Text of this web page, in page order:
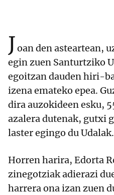
Joan den asteartean,
egin zuen Santurtziko
egoitzan dauden hiri-
izena emateko epea.
dira auzokideen esku,
azalera dutenak, gutxi
laster egingo du Udalak.
Horren harira, Edorta
zinegotziak adierazi
harrera ona izan zuen